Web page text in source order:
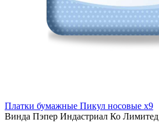
Платки бумажные Пикул носовые x9
Винда Пэпер Индастриал Ко Лимитед